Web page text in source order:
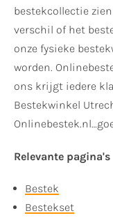
bestekcollectie
verschil of het
onze fysieke
worden.
ons krijgt iedere
Bestekwinkel
Relevante pagina's
Bestek
Bestekset